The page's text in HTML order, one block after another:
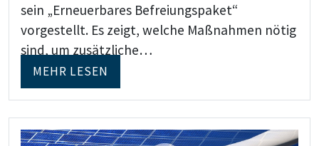
sein „Erneuerbares Befreiungspaket“
vorgestellt. Es zeigt, welche Maßnahmen nötig
sind, um zusätzliche…
MEHR LESEN